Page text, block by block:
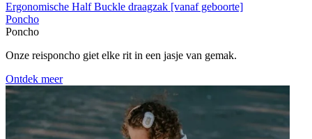
Ergonomische Half Buckle draagzak [vanaf geboorte]
Poncho
Poncho
Onze reisponcho giet elke rit in een jasje van gemak.
Ontdek meer